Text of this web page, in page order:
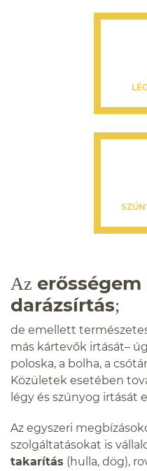
Az erősségem
darázsírtás;
de emellett
más kártevők irtását–
poloska, a bolha, a
Közületek esetében
légy és szúnyog irtását
Az egyszeri
szolgáltatásokat is
takarítás (hulla, dög),